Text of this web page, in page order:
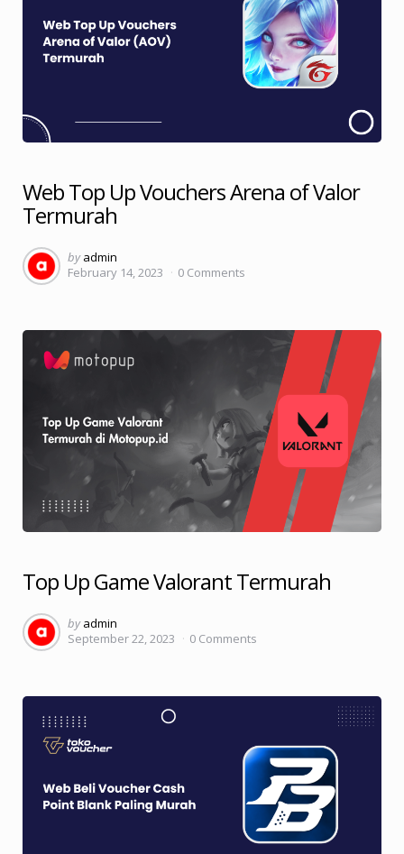
Web Top Up Vouchers Arena of Valor
Termurah
Posted
by
by admin
February 14, 2023
0 Comments
Top Up Game Valorant Termurah
Posted
by
by admin
September 22, 2023
0 Comments